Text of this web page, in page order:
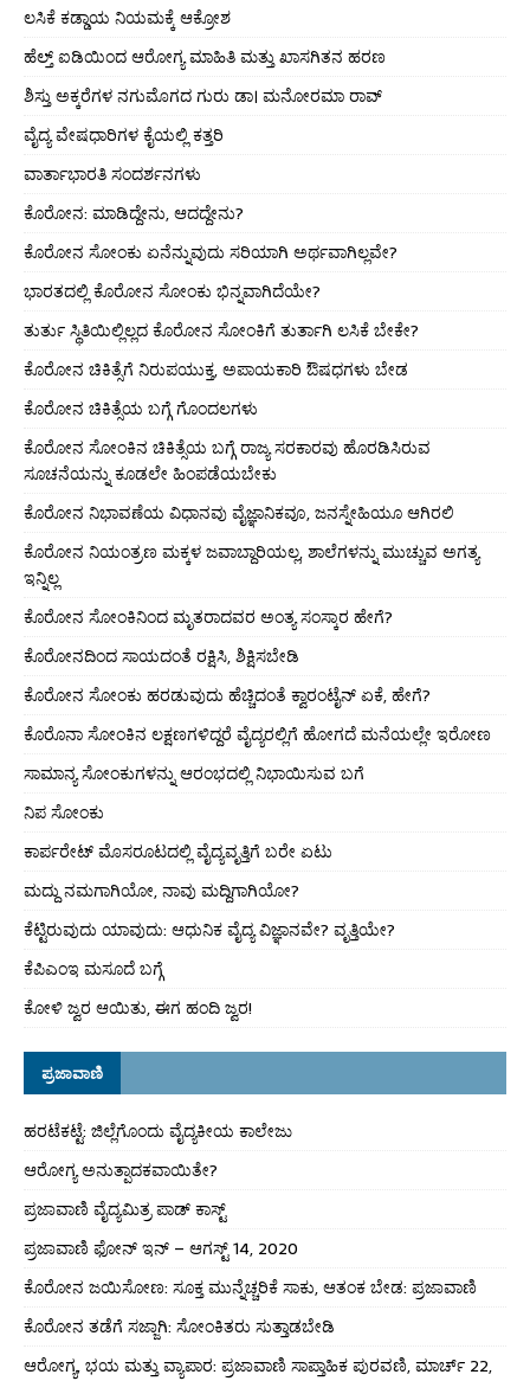
ಲಸಿಕೆ ಕಡ್ಡಾಯ ನಿಯಮಕ್ಕೆ ಆಕ್ರೋಶ
ಹೆಲ್ತ್ ಐಡಿಯಿಂದ ಆರೋಗ್ಯ ಮಾಹಿತಿ ಮತ್ತು ಖಾಸಗಿತನ ಹರಣ
ಶಿಸ್ತು ಅಕ್ಕರೆಗಳ ನಗುಮೊಗದ ಗುರು ಡಾ। ಮನೋರಮಾ ರಾವ್
ವೈದ್ಯ ವೇಷಧಾರಿಗಳ ಕೈಯಲ್ಲಿ ಕತ್ತರಿ
ವಾರ್ತಾಭಾರತಿ ಸಂದರ್ಶನಗಳು
ಕೊರೋನ: ಮಾಡಿದ್ದೇನು, ಆದದ್ದೇನು?
ಕೊರೋನ ಸೋಂಕು ಏನೆನ್ನುವುದು ಸರಿಯಾಗಿ ಅರ್ಥವಾಗಿಲ್ಲವೇ?
ಭಾರತದಲ್ಲಿ ಕೊರೋನ ಸೋಂಕು ಭಿನ್ನವಾಗಿದೆಯೇ?
ತುರ್ತು ಸ್ಥಿತಿಯಿಲ್ಲಿಲ್ಲದ ಕೊರೋನ ಸೋಂಕಿಗೆ ತುರ್ತಾಗಿ ಲಸಿಕೆ ಬೇಕೇ?
ಕೊರೋನ ಚಿಕಿತ್ಸೆಗೆ ನಿರುಪಯುಕ್ತ, ಅಪಾಯಕಾರಿ ಔಷಧಗಳು ಬೇಡ
ಕೊರೋನ ಚಿಕಿತ್ಸೆಯ ಬಗ್ಗೆ ಗೊಂದಲಗಳು
ಕೊರೋನ ಸೋಂಕಿನ ಚಿಕಿತ್ಸೆಯ ಬಗ್ಗೆ ರಾಜ್ಯ ಸರಕಾರವು ಹೊರಡಿಸಿರುವ
ಸೂಚನೆಯನ್ನು ಕೂಡಲೇ ಹಿಂಪಡೆಯಬೇಕು
ಕೊರೋನ ನಿಭಾವಣೆಯ ವಿಧಾನವು ವೈಜ್ಞಾನಿಕವೂ, ಜನಸ್ನೇಹಿಯೂ ಆಗಿರಲಿ
ಕೊರೋನ ನಿಯಂತ್ರಣ ಮಕ್ಕಳ ಜವಾಬ್ದಾರಿಯಲ್ಲ, ಶಾಲೆಗಳನ್ನು ಮುಚ್ಚುವ ಅಗತ್ಯ
ಇನ್ನಿಲ್ಲ
ಕೊರೋನ ಸೋಂಕಿನಿಂದ ಮೃತರಾದವರ ಅಂತ್ಯ ಸಂಸ್ಕಾರ ಹೇಗೆ?
ಕೊರೋನದಿಂದ ಸಾಯದಂತೆ ರಕ್ಷಿಸಿ, ಶಿಕ್ಷಿಸಬೇಡಿ
ಕೊರೋನ ಸೋಂಕು ಹರಡುವುದು ಹೆಚ್ಚಿದಂತೆ ಕ್ವಾರಂಟೈನ್ ಏಕೆ, ಹೇಗೆ?
ಕೊರೊನಾ ಸೋಂಕಿನ ಲಕ್ಷಣಗಳಿದ್ದರೆ ವೈದ್ಯರಲ್ಲಿಗೆ ಹೋಗದೆ ಮನೆಯಲ್ಲೇ ಇರೋಣ
ಸಾಮಾನ್ಯ ಸೋಂಕುಗಳನ್ನು ಆರಂಭದಲ್ಲಿ ನಿಭಾಯಿಸುವ ಬಗೆ
ನಿಪ ಸೋಂಕು
ಕಾರ್ಪರೇಟ್ ಮೊಸರೂಟದಲ್ಲಿ ವೈದ್ಯವೃತ್ತಿಗೆ ಬರೇ ಏಟು
ಮದ್ದು ನಮಗಾಗಿಯೋ, ನಾವು ಮದ್ದಿಗಾಗಿಯೋ?
ಕೆಟ್ಟಿರುವುದು ಯಾವುದು: ಆಧುನಿಕ ವೈದ್ಯ ವಿಜ್ಞಾನವೇ? ವೃತ್ತಿಯೇ?
ಕೆಪಿಎಂಇ ಮಸೂದೆ ಬಗ್ಗೆ
ಕೋಳಿ ಜ್ವರ ಆಯಿತು, ಈಗ ಹಂದಿ ಜ್ವರ!
ಪ್ರಜಾವಾಣಿ
ಹರಟೆಕಟ್ಟೆ: ಜಿಲ್ಲೆಗೊಂದು ವೈದ್ಯಕೀಯ ಕಾಲೇಜು
ಆರೋಗ್ಯ ಅನುತ್ಪಾದಕವಾಯಿತೇ?
ಪ್ರಜಾವಾಣಿ ವೈದ್ಯಮಿತ್ರ ಪಾಡ್ ಕಾಸ್ಟ್
ಪ್ರಜಾವಾಣಿ ಫೋನ್ ಇನ್ – ಆಗಸ್ಟ್ 14, 2020
ಕೊರೋನ ಜಯಿಸೋಣ: ಸೂಕ್ತ ಮುನ್ನೆಚ್ಚರಿಕೆ ಸಾಕು, ಆತಂಕ ಬೇಡ: ಪ್ರಜಾವಾಣಿ
ಕೊರೋನ ತಡೆಗೆ ಸಜ್ಜಾಗಿ: ಸೋಂಕಿತರು ಸುತ್ತಾಡಬೇಡಿ
ಆರೋಗ್ಯ, ಭಯ ಮತ್ತು ವ್ಯಾಪಾರ: ಪ್ರಜಾವಾಣಿ ಸಾಪ್ತಾಹಿಕ ಪುರವಣಿ, ಮಾರ್ಚ್ 22,